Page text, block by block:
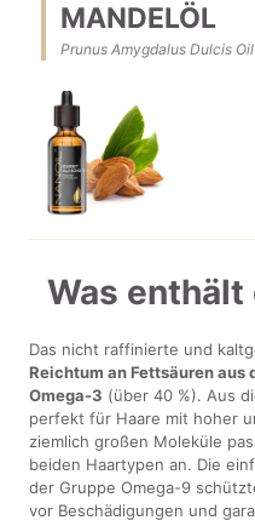
MANDELÖL
Prunus Amygdalus Dulcis Oil
Was enthält
Das nicht raffinierte und
Reichtum an Fettsäuren aus
Omega-3 (über 40 %). Aus
perfekt für Haare mit hoher
ziemlich großen Moleküle
beiden Haartypen an. Die
der Gruppe Omega-9
vor Beschädigungen und